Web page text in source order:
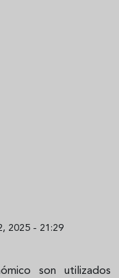
2025 - 21:29
son utilizados